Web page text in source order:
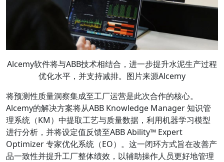
Alcemy软件将与ABB技术相结合，进一步提升水泥生产过程
优化水平，并支持减排。图片来源Alcemy
将预测性质量洞察集成至工厂运营是此次合作的核心。
Alcemy的解决方案将从ABB Knowledge Manager 知识管
理系统（KM）中提取工艺与质量数据，利用机器学习模型
进行分析，并将设定值反馈至ABB Ability™ Expert
Optimizer 专家优化系统（EO）。这一闭环方式旨在改善产
品一致性并提升工厂整体绩效，以辅助操作人员更好地管理